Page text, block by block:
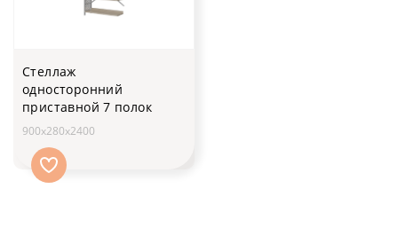
Стеллаж
односторонний
приставной 7 полок
900х280х2400